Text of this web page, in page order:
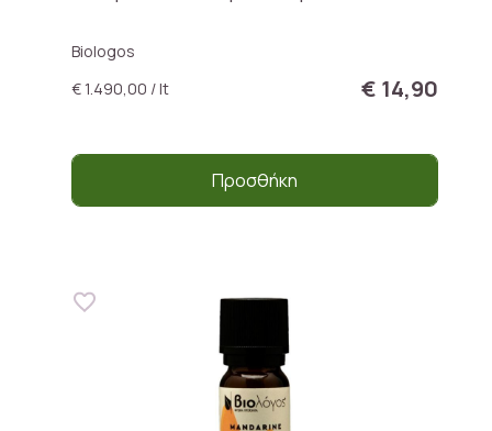
Biologos
€ 1.490,00 / lt
€ 14,90
Προσθήκη